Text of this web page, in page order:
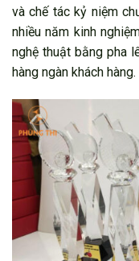
và chế tác kỷ niệm
nhiều năm kinh
nghệ thuật bằng pha
hàng ngàn khách hàng.